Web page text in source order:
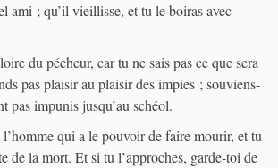
ami ; qu’il vieillisse, et tu le boiras avec
du pécheur, car tu ne sais pas ce que sera
pas plaisir au plaisir des impies ; souviens-
pas impunis jusqu’au schéol.
qui a le pouvoir de faire mourir, et tu
de la mort. Et si tu l’approches, garde-toi de